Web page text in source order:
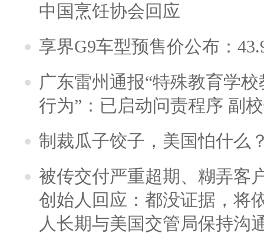
中国烹饪协会回应
享界G9车型预售价公布：
广东雷州通报“特殊教育学
行为”：已启动问责程序 副
制裁瓜子饺子，美国怕什么
被传交付严重超期、糊弄客
创始人回应：都没证据，将
人长期与美国交管局保持沟